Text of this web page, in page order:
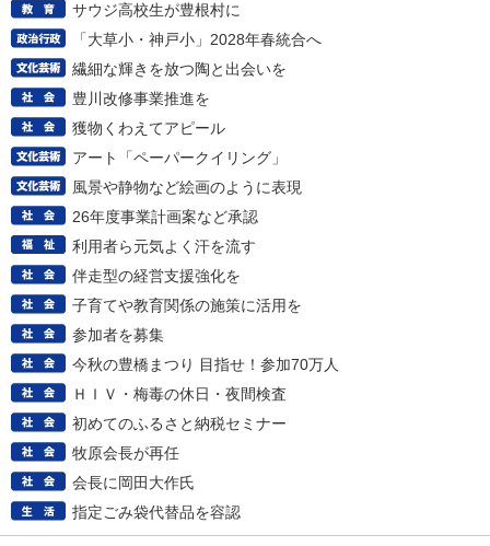
サウジ高校生が豊根村に
「大草小・神戸小」2028年春統合へ
繊細な輝きを放つ陶と出会いを
豊川改修事業推進を
獲物くわえてアピール
アート「ペーパークイリング」
風景や静物など絵画のように表現
26年度事業計画案など承認
利用者ら元気よく汗を流す
伴走型の経営支援強化を
子育てや教育関係の施策に活用を
参加者を募集
今秋の豊橋まつり 目指せ！参加70万人
ＨＩＶ・梅毒の休日・夜間検査
初めてのふるさと納税セミナー
牧原会長が再任
会長に岡田大作氏
指定ごみ袋代替品を容認